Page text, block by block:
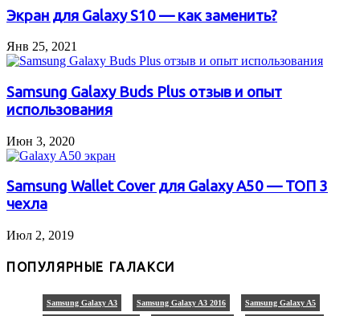
Экран для Galaxy S10 — как заменить?
Янв 25, 2021
Samsung Galaxy Buds Plus отзыв и опыт
использования
Июн 3, 2020
Samsung Wallet Cover для Galaxy A50 — ТОП 3
чехла
Июл 2, 2019
ПОПУЛЯРНЫЕ ГАЛАКСИ
Samsung Galaxy A3 Samsung Galaxy A3 2016 Samsung Galaxy A5